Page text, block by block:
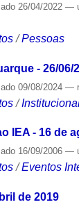
26/04/2022—
/Pessoas
- 26/06/
09/08/2024—
/
IEA - 16 de
16/09/2006—
/Eventos
de 2019